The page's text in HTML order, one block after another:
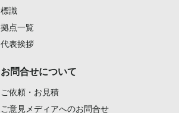
標識
拠点一覧
代表挨拶
お問合せについて
ご依頼・お見積
ご意見メディアへのお問合せ